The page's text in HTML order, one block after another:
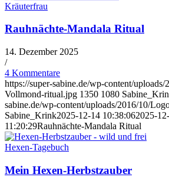
Kräuterfrau
Rauhnächte-Mandala Ritual
14. Dezember 2025
/
4 Kommentare
https://super-sabine.de/wp-content/uploads/
Vollmond-ritual.jpg 1350 1080
sabine.de/wp-content/uploads/2016/10/
Sabine_Krink2025-12-14 10:38:062025-
11:20:29Rauhnächte-Mandala Ritual
Hexen-Tagebuch
Mein Hexen-Herbstzauber